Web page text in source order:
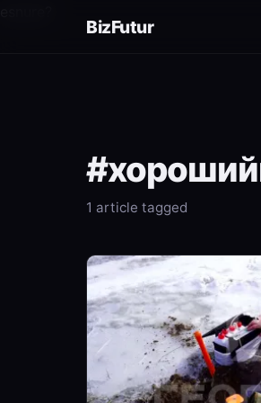
BizFutur
1 article tagged